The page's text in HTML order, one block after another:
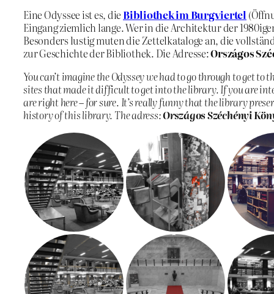
Eine Odyssee ist es, die Bibliothek im Burgviertel
Eingang ziemlich lange. Wer in die Architektur der
Besonders lustig muten die Zettelkataloge an, die
zur Geschichte der Bibliothek. Die Adresse:Országos
You can’t imagine the Odyssey we had to go through to get to
sites that made it difficult to get into the library. If you are
are right here – for sure. It’s really funny that the library
history of this library. The adress:Országos Széchényi